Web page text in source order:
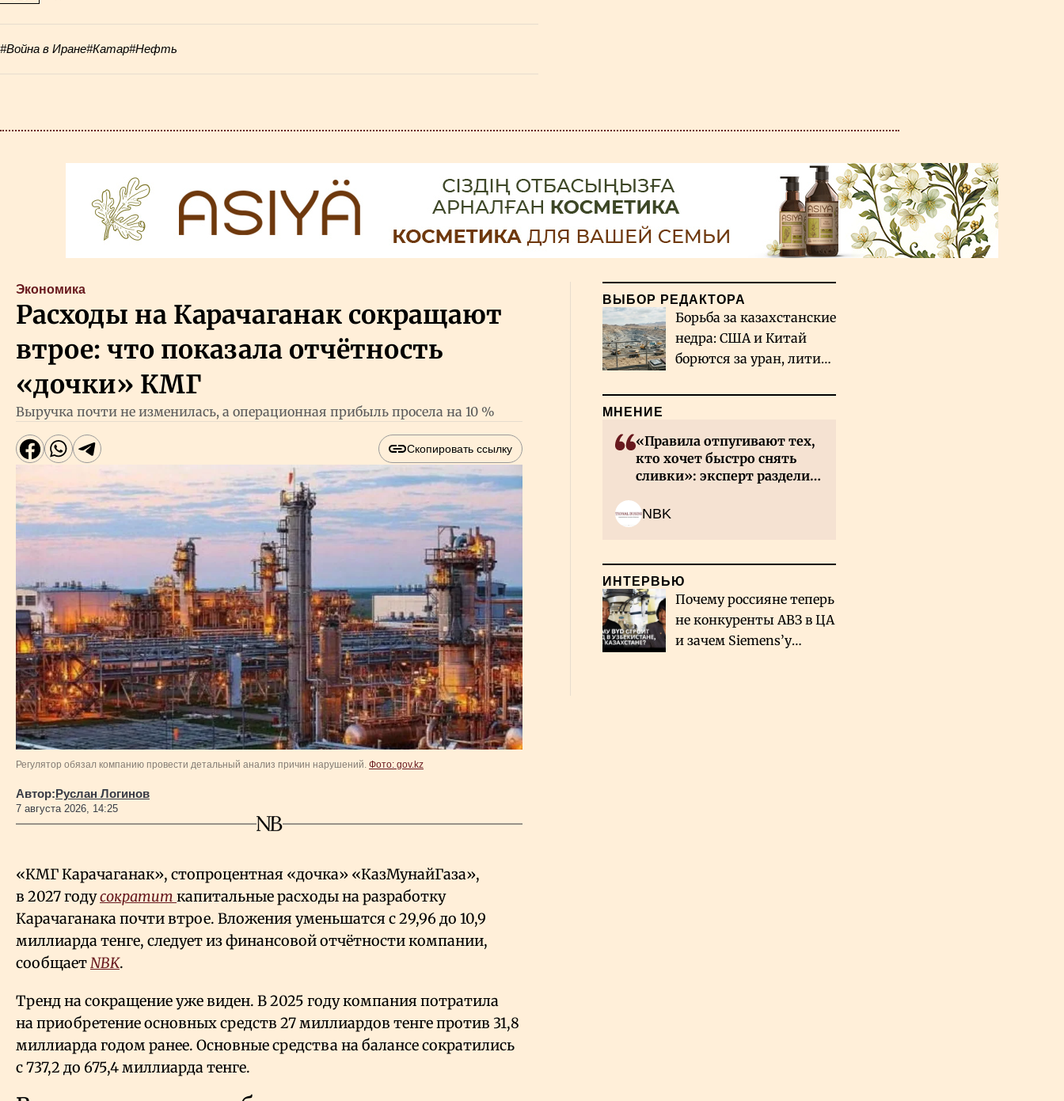
#Война в Иране#Катар#Нефть
Экономика
Расходы на Карачаганак сокращают
втрое: что показала отчётность
«дочки» КМГ
Выручка почти не изменилась, а операционная прибыль просела на 10 %
Скопировать ссылку
Регулятор обязал компанию провести детальный анализ причин нарушений. Фото: gov.kz
Автор:Руслан Логинов
7 августа 2026, 14:25
«КМГ Карачаганак», стопроцентная «дочка» «КазМунайГаза»,
в 2027 годусократит капитальные расходы на разработку
Карачаганака почти втрое. Вложения уменьшатся с 29,96 до 10,9
миллиарда тенге, следует из финансовой отчётности компании,
сообщаетNBK.
Тренд на сокращение уже виден. В 2025 году компания потратила
на приобретение основных средств 27 миллиардов тенге против 31,8
миллиарда годом ранее. Основные средства на балансе сократились
с 737,2 до 675,4 миллиарда тенге.
ВЫБОР РЕДАКТОРА
Борьба за казахстанские
недра: США и Китай
борются за уран, литий
МНЕНИЕ
«Правила отпугивают тех,
кто хочет быстро снять
сливки»: эксперт разделил
NBK
ИНТЕРВЬЮ
Почему россияне теперь
не конкуренты АВЗ в ЦА
и зачем Siemens’у